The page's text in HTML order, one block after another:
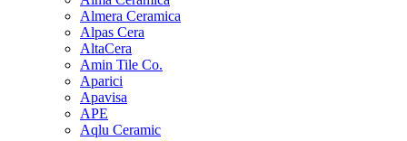
Almera Ceramica
Alpas Cera
AltaCera
Amin Tile Co.
Aparici
Apavisa
APE
Aqlu Ceramic